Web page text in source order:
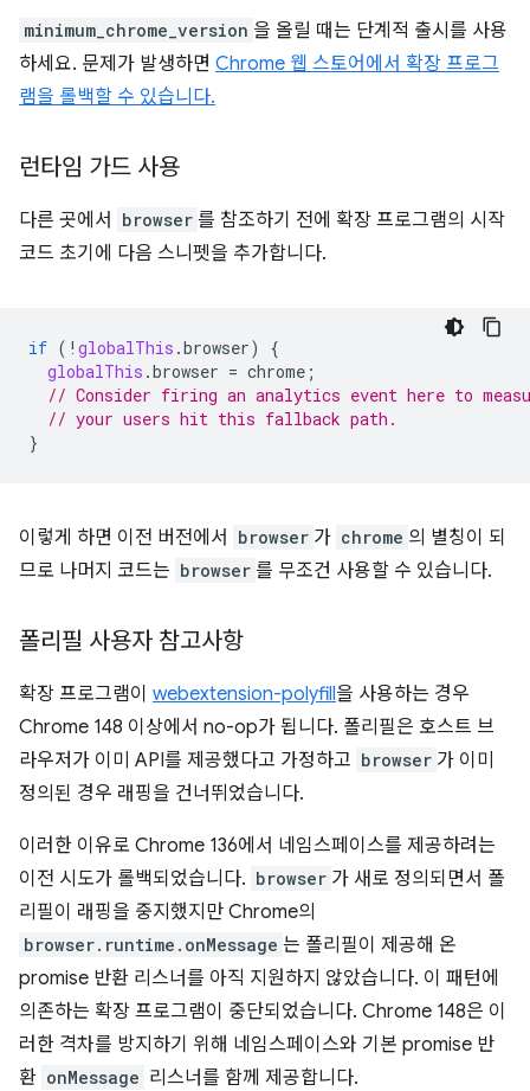
minimum_chrome_version 을 올릴 때는 단계적 출시를 사용
하세요. 문제가 발생하면 Chrome 웹 스토어에서 확장 프로그
램을 롤백할 수 있습니다.
런타임 가드 사용
다른 곳에서 browser 를 참조하기 전에 확장 프로그램의 시작
코드 초기에 다음 스니펫을 추가합니다.
if ( ! globalThis .browser)
{
globalThis .browser = chrome ;
// Consider firing an analytics event here to
// your users hit this fallback path.
}
이렇게 하면 이전 버전에서 browser 가 chrome 의 별칭이 되
므로 나머지 코드는 browser 를 무조건 사용할 수 있습니다.
폴리필 사용자 참고사항
확장 프로그램이 webextension-polyfill을 사용하는 경우
Chrome 148 이상에서 no-op가 됩니다. 폴리필은 호스트 브
라우저가 이미 API를 제공했다고 가정하고 browser 가 이미
정의된 경우 래핑을 건너뛰었습니다.
이러한 이유로 Chrome 136에서 네임스페이스를 제공하려는
이전 시도가 롤백되었습니다. browser 가 새로 정의되면서 폴
리필이 래핑을 중지했지만 Chrome의
browser.runtime.onMessage 는 폴리필이 제공해 온
promise 반환 리스너를 아직 지원하지 않았습니다. 이 패턴에
의존하는 확장 프로그램이 중단되었습니다. Chrome 148은 이
러한 격차를 방지하기 위해 네임스페이스와 기본 promise 반
환 onMessage 리스너를 함께 제공합니다.